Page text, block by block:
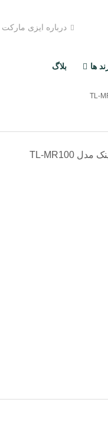
درباره ایزی مارکت
ها بلاگ